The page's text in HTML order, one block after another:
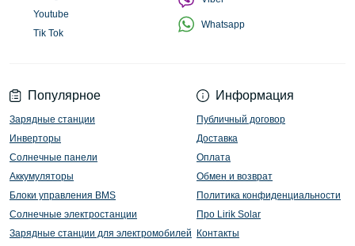
Популярное
Зарядные станции
Инверторы
Солнечные панели
Аккумуляторы
Блоки управления BMS
Солнечные электростанции
Зарядные станции для электромобилей
Информация
Публичный договор
Доставка
Оплата
Обмен и возврат
Политика конфиденциальности
Про Lirik Solar
Контакты
Youtube
Tik Tok
Whatsapp